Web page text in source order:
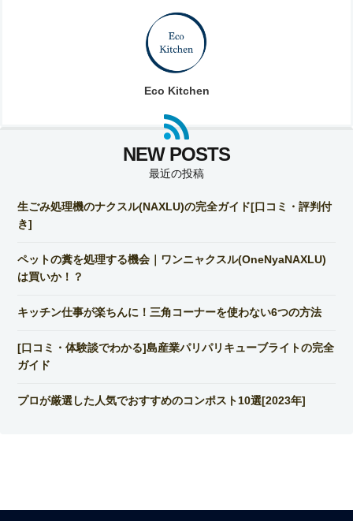
Eco Kitchen
最近の投稿
生ごみ処理機のナクスル(NAXLU)の完全ガイド[口コミ・評判付
き]
ペットの糞を処理する機会｜ワンニャクスル(OneNyaNAXLU)
は買いか！？
キッチン仕事が楽ちんに！三角コーナーを使わない6つの方法
[口コミ・体験談でわかる]島産業パリパリキューブライトの完全
ガイド
プロが厳選した人気でおすすめのコンポスト10選[2023年]